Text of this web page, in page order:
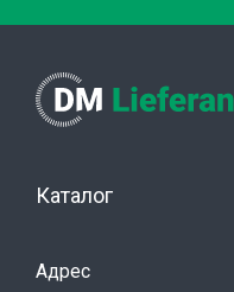
Каталог
Адрес